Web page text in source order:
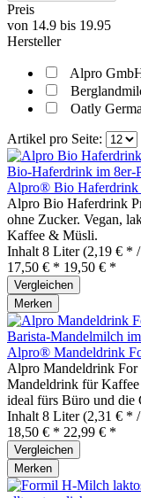
Preis
von 14.9 bis 19.95
Hersteller
Alpro
Oatly
Artikel pro Seite:
Alpro® Bio Haferdrink
Alpro Bio Haferdrink
ohne Zucker. Vegan,
Kaffee & Müsli.
Inhalt 8 Liter(2,19 € *
17,50 € * 19,50 € *
Vergleichen
Merken
Alpro® Mandeldrink
Alpro Mandeldrink For
Mandeldrink für
ideal fürs Büro und die
Inhalt 8 Liter(2,31 € *
18,50 € * 22,99 € *
Vergleichen
Merken